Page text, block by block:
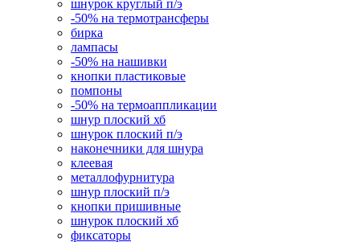
шнурок круглый п/э
-50% на термотрансферы
бирка
лампасы
-50% на нашивки
кнопки пластиковые
помпоны
-50% на термоаппликации
шнур плоский хб
шнурок плоский п/э
наконечники для шнура
клеевая
металлофурнитура
шнур плоский п/э
кнопки пришивные
шнурок плоский хб
фиксаторы